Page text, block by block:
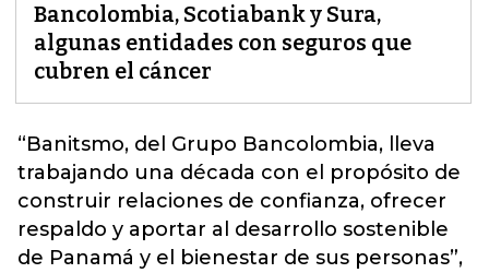
Bancolombia, Scotiabank y Sura,
algunas entidades con seguros que
cubren el cáncer
“Banitsmo, del Grupo Bancolombia, lleva
trabajando una década con el propósito de
construir relaciones de confianza, ofrecer
respaldo y aportar al desarrollo sostenible
de Panamá y el bienestar de sus personas”,